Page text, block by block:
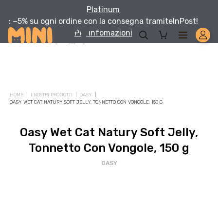
Platinum
: −5% su ogni ordine con la consegna tramiteInPost!
Per infomazioni
HOME I NOSTRI PRODOTTI
OASY
OASY WET CAT NATURY SOFT JELLY, TONNETTO CON VONGOLE, 150 G
Oasy Wet Cat Natury Soft Jelly,
Tonnetto Con Vongole, 150 g
OASY
Aggiungi un prodotto Platinum al carrello e ricevi il 5